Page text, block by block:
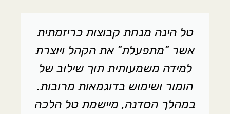
טל הינה מנחת קבוצות כריזמתית
אשר "מתפעלת" את הקהל ויוצרת
למידה משמעותית תוך שילוב של
הומור ושימוש בדוגמאות מרובות.
במהלך הסדנה, מיישמת טל הלכה